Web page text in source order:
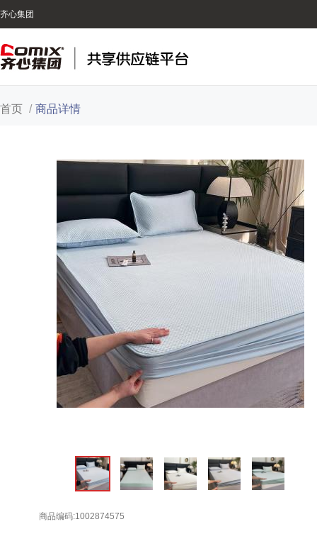
齐心集团
首页 / 商品详情
商品编码:1002874575